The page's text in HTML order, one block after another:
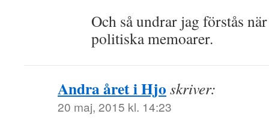
Och så undrar jag förstås
politiska memoarer.
Andra året i Hjo skriver:
20 maj, 2015 kl. 14:23